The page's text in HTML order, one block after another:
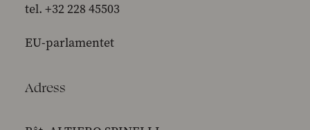
tel. +32 228 45503
EU-parlamentet
Adress